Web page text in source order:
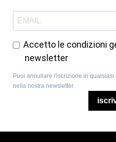
Accetto le condizioni
newsletter
Puoi annullare l'iscrizione in
nella nostra newsletter.